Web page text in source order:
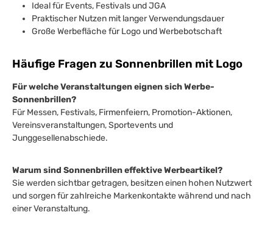
Ideal für Events, Festivals und JGA
Praktischer Nutzen mit langer Verwendungsdauer
Große Werbefläche für Logo und Werbebotschaft
Häufige Fragen zu Sonnenbrillen mit Logo
Für welche Veranstaltungen eignen sich Werbe-
Sonnenbrillen?
Für Messen, Festivals, Firmenfeiern, Promotion-Aktionen,
Vereinsveranstaltungen, Sportevents und
Junggesellenabschiede.
Warum sind Sonnenbrillen effektive Werbeartikel?
Sie werden sichtbar getragen, besitzen einen hohen Nutzwert
und sorgen für zahlreiche Markenkontakte während und nach
einer Veranstaltung.